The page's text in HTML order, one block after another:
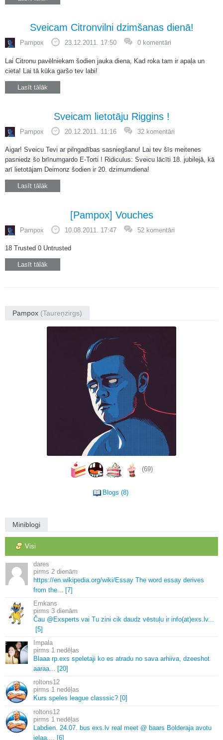
Sveicam Citronvilni dzimšanas dienā!
Pampox 23.12.2011. 17:50 0 komentāri
Lai Citronu pavēlniekam šodien jauka diena, Kad roka tam ir apaļa un
cieta! Lai tā kūka garšo tev labi!
Lasīt tālāk
Sveicam lietotāju Riggins !
Pampox 20.12.2011. 11:16 32 komentāri
Aigar! Sveicu Tevi ar pilngadības sasniegšanu! Lai tev šīs meitenes
pasniedz šo brīnumgardo E-Torti ! Ridiculus: Sveicu lācīti 18. jubilejā, kā
arī lietotājam Deimonz šodien ir 20. dzimumdiena!
Lasīt tālāk
[Pampox] Vouches
Pampox 10.08.2011. 17:47 52 komentāri
18 Trusted 0 Untrusted
Lasīt tālāk
Pampox (Taureņzirgs)
(69)
Blogs (8)
Miniblogi
Visi
dares
2 dienām
https://en. wikipedia. org/wiki/Essay The word essay derives
from the.
[7]
Emkans
3 dienām
Čau @Exsperts vai Tu zini cik daudz vēstuļu ir info(at)exs. lv.
[5]
Impala
1 nedēļas
Blaaa rp. exs speletaji ko es atradu no sava arhiiva, dzeeshot
aaraa.
[20]
roltons12
1 nedēļas
Kurs speles league classsic? [0]
roltons12
1 nedēļas
Labdien. 24. 07. bus exs. lv real meet @ baars Bolderaja avotu
ielaa.
[6]